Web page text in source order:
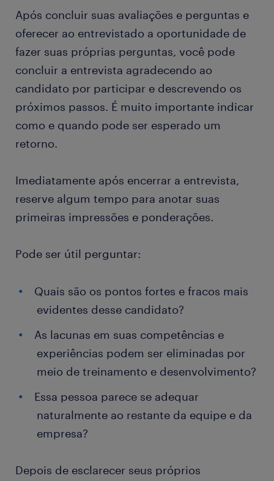
Após concluir suas avaliações e perguntas e
oferecer ao entrevistado a oportunidade de
fazer suas próprias perguntas, você pode
concluir a entrevista agradecendo ao
candidato por participar e descrevendo os
próximos passos. É muito importante indicar
como e quando pode ser esperado um
retorno.
Imediatamente após encerrar a entrevista,
reserve algum tempo para anotar suas
primeiras impressões e ponderações.
Pode ser útil perguntar:
Quais são os pontos fortes e fracos mais
evidentes desse candidato?
As lacunas em suas competências e
experiências podem ser eliminadas por
meio de treinamento e desenvolvimento?
Essa pessoa parece se adequar
naturalmente ao restante da equipe e da
empresa?
Depois de esclarecer seus próprios